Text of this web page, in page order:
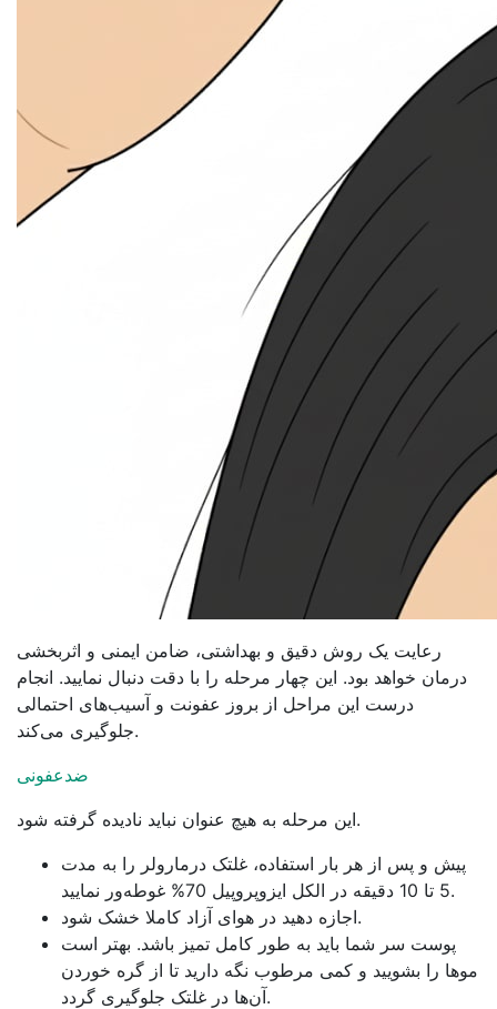
رعایت یک روش دقیق و بهداشتی، ضامن ایمنی و اثربخشی
درمان خواهد بود. این چهار مرحله را با دقت دنبال نمایید. انجام
درست این مراحل از بروز عفونت و آسیب‌های احتمالی
جلوگیری می‌کند.
ضدعفونی
این مرحله به هیچ عنوان نباید نادیده گرفته شود.
پیش و پس از هر بار استفاده، غلتک درمارولر را به مدت
5 تا 10 دقیقه در الکل ایزوپروپیل 70% غوطه‌ور نمایید.
اجازه دهید در هوای آزاد کاملا خشک شود.
پوست سر شما باید به طور کامل تمیز باشد. بهتر است
موها را بشویید و کمی مرطوب نگه دارید تا از گره خوردن
آن‌ها در غلتک جلوگیری گردد.